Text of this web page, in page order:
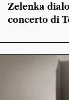
Zelenka
concerto di